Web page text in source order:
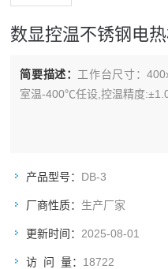
数显控温不锈钢电
简要描述： 工作台尺寸：
室温-400℃任设,控温精度
产品型号： DB-3
厂商性质： 生产厂家
更新时间： 2025-08-01
访 问 量： 18722